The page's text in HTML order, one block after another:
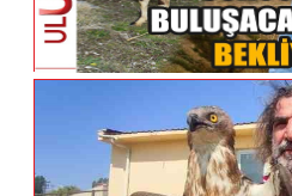
Yaralı Bulunan